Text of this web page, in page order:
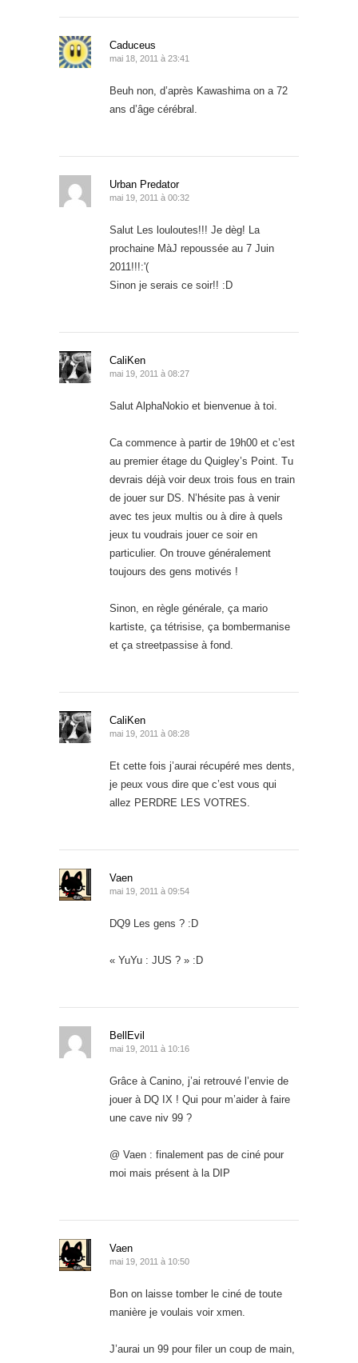
Caduceus
mai 18, 2011 à 23:41
Beuh non, d’après Kawashima on a 72
ans d’âge cérébral.
Urban Predator
mai 19, 2011 à 00:32
Salut Les louloutes!!! Je dèg! La
prochaine MàJ repoussée au 7 Juin
2011!!!:'(
Sinon je serais ce soir!! :D
CaliKen
mai 19, 2011 à 08:27
Salut AlphaNokio et bienvenue à toi.
Ca commence à partir de 19h00 et c’est
au premier étage du Quigley’s Point. Tu
devrais déjà voir deux trois fous en train
de jouer sur DS. N’hésite pas à venir
avec tes jeux multis ou à dire à quels
jeux tu voudrais jouer ce soir en
particulier. On trouve généralement
toujours des gens motivés !
Sinon, en règle générale, ça mario
kartiste, ça tétrisise, ça bombermanise
et ça streetpassise à fond.
CaliKen
mai 19, 2011 à 08:28
Et cette fois j’aurai récupéré mes dents,
je peux vous dire que c’est vous qui
allez PERDRE LES VOTRES.
Vaen
mai 19, 2011 à 09:54
DQ9 Les gens ? :D
« YuYu : JUS ? » :D
BellEvil
mai 19, 2011 à 10:16
Grâce à Canino, j’ai retrouvé l’envie de
jouer à DQ IX ! Qui pour m’aider à faire
une cave niv 99 ?
@ Vaen : finalement pas de ciné pour
moi mais présent à la DIP
Vaen
mai 19, 2011 à 10:50
Bon on laisse tomber le ciné de toute
manière je voulais voir xmen.
J’aurai un 99 pour filer un coup de main,